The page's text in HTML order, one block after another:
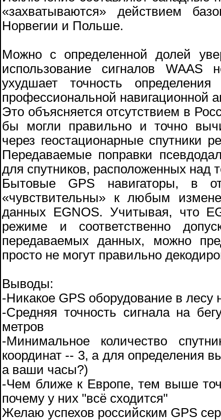
«захватываются» действием
Норвегии и Польше.
Можно с определенной долей
использование сигналов
ухудшает точность
профессиональной навигационной
Это объясняется отсутствием в
бы могли правильно и точно
через геостационарные спутники
Передаваемые поправки
для спутников, расположенных над
Бытовые GPS навигаторы, в
«чувствительны» к любым
данных EGNOS. Учитывая, что
режиме и соответственно
передаваемых данных, можно
просто не могут правильно
Выводы:
-Никакое GPS оборудование в
-Средняя точность сигнала на
метров
-Минимальное количество
координат -- 3, а для определения
а ваши часы?)
-Чем ближе к Европе, тем выше
почему у них "всё сходится"
Желаю успехов российским GPS